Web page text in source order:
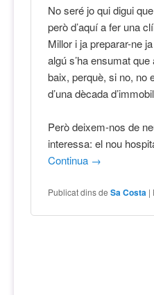
No seré jo qui digui
però d’aquí a fer una
Millor i ja preparar-ne
algú s’ha ensumat
baix, perquè, si no, no
d’una dècada
Però deixem-nos de
interessa: el nou
Continua →
Publicat dins de Sa Costa |